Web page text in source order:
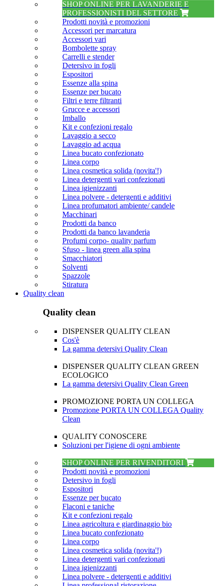
SHOP ONLINE PER LAVANDERIE E
PROFESSIONISTI DEL SETTORE
Prodotti novità e promozioni
Accessori per marcatura
Accessori vari
Bombolette spray
Carrelli e stender
Detersivo in fogli
Espositori
Essenze alla spina
Essenze per bucato
Filtri e terre filtranti
Grucce e accessori
Imballo
Kit e confezioni regalo
Lavaggio a secco
Lavaggio ad acqua
Linea bucato confezionato
Linea corpo
Linea cosmetica solida (novita'!)
Linea detergenti vari confezionati
Linea igienizzanti
Linea polvere - detergenti e additivi
Linea profumatori ambiente/ candele
Macchinari
Prodotti da banco
Prodotti da banco lavanderia
Profumi corpo- quality parfum
Sfuso - linea green alla spina
Smacchiatori
Solventi
Spazzole
Stiratura
Quality clean
Quality clean
DISPENSER QUALITY CLEAN
Cos'è
La gamma detersivi Quality Clean
DISPENSER QUALITY CLEAN GREEN
ECOLOGICO
La gamma detersivi Quality Clean Green
PROMOZIONE PORTA UN COLLEGA
Promozione PORTA UN COLLEGA Quality
Clean
QUALITY CONOSCERE
Soluzioni per l'igiene di ogni ambiente
SHOP ONLINE PER RIVENDITORI
Prodotti novità e promozioni
Detersivo in fogli
Espositori
Essenze per bucato
Flaconi e taniche
Kit e confezioni regalo
Linea agricoltura e giardinaggio bio
Linea bucato confezionato
Linea corpo
Linea cosmetica solida (novita'!)
Linea detergenti vari confezionati
Linea igienizzanti
Linea polvere - detergenti e additivi